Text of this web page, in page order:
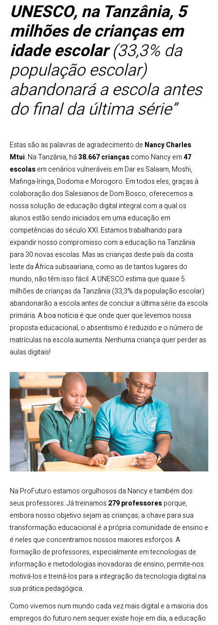
UNESCO, na Tanzânia, 5
milhões de crianças em
idade escolar(33,3% da
população escolar)
abandonará a escola antes
do final da última série”
Estas são as palavras de agradecimento de Nancy Charles
Mtui. Na Tanzânia, há38.667 criançascomo Nancy em47
escolasem cenários vulneráveis em Dar es Salaam, Moshi,
Mafinga-Iringa, Dodoma e Morogoro. Em todos eles, graças à
colaboração dos Salesianos de Dom Bosco, oferecemos a
nossa solução de educação digital integral com a qual os
alunos estão sendo iniciados em uma educação em
competências do século XXI. Estamos trabalhando para
expandir nosso compromisso com a educação na Tanzânia
para 30 novas escolas. Mas as crianças deste país da costa
leste da África subsaariana, como as de tantos lugares do
mundo, não têm isso fácil. A UNESCO estima que quase 5
milhões de crianças da Tanzânia (33,3% da população escolar)
abandonarão a escola antes de concluir a última série da escola
primária. A boa notícia é que onde quer que levemos nossa
proposta educacional, o absentismo é reduzido e o número de
matrículas na escola aumenta. Nenhuma criança quer perder as
aulas digitais!
Na ProFuturo estamos orgulhosos da Nancy e também dos
seus professores. Já treinamos 279 professoresporque,
embora nosso objetivo sejam as crianças, a chave para sua
transformação educacional é a própria comunidade de ensino e
é neles que concentramos nossos maiores esforços. A
formação de professores, especialmente em tecnologias de
informação e metodologias inovadoras de ensino, permite-nos
motivá-los e treiná-los para a integração da tecnologia digital na
sua prática pedagógica.
Como vivemos num mundo cada vez mais digital e a maioria dos
empregos do futuro nem sequer existe hoje em dia, a educação